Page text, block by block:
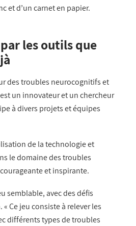
et d’un carnet en papier.
les outils que
des troubles neurocognitifs et
un innovateur et un chercheur
à divers projets et équipes
de la technologie et
le domaine des troubles
et inspirante.
semblable, avec des défis
Ce jeu consiste à relever les
différents types de troubles